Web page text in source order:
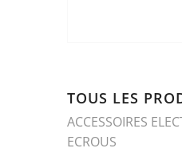
TOUS LES
ACCESSOIRES
ECROUS